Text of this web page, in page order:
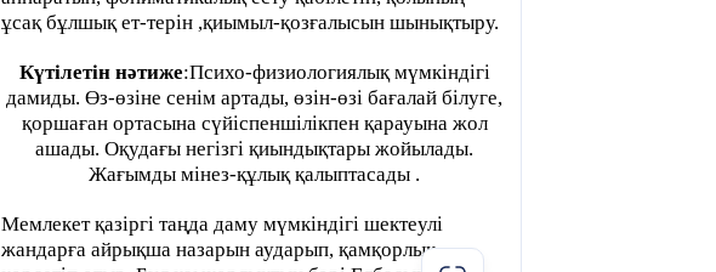
Мұғалім: Жақсы олай болса, сөз кезегі
Жауаптары
Жақсы құрметті оқушылар, әр қоғамның бір
бөлшегі. Қоғам елдің бөлшегі, олай болса
адамның болашағы, ұлт болашағы. Әр-адам
болашағы өз қолында, ал ел болашағы
ұсақ бұлшық ет-терін ,қиымыл-қозғалысын шынықтыру.
Күтілетін нәтиже:Психо-физиологиялық мүмкіндігі
дамиды. Өз-өзіне сенім артады, өзін-өзі бағалай білуге,
қоршаған ортасына сүйіспеншілікпен қарауына жол
ашады. Оқудағы негізгі қиындықтары жойылады.
Жағымды мінез-құлық қалыптасады .
Мемлекет қазіргі таңда даму мүмкіндігі шектеулі
жандарға айрықша назарын аударып, қамқорлық